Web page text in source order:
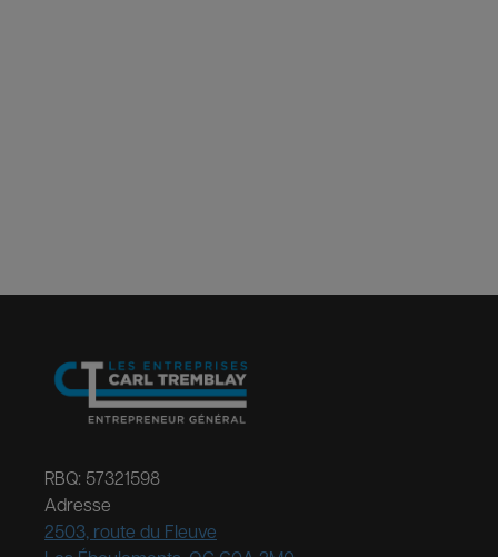
RBQ: 57321598
Adresse
2503, route du Fleuve